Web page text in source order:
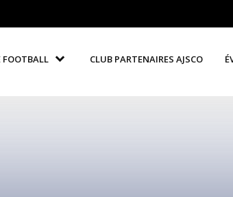
FOOTBALL CLUB PARTENAIRES AJSCO